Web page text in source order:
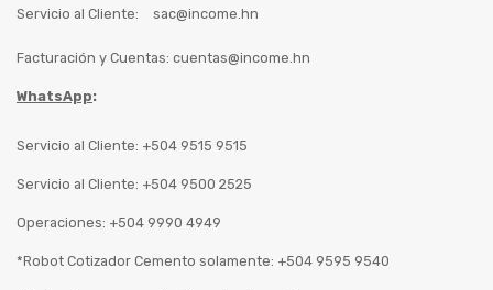
Servicio al Cliente: sac@income.hn
Facturación y Cuentas: cuentas@income.hn
WhatsApp:
Servicio al Cliente: +504 9515 9515
Servicio al Cliente: +504 9500 2525
Operaciones: +504 9990 4949
*Robot Cotizador Cemento solamente: +504 9595 9540